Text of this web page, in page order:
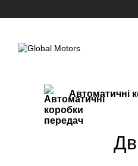
Автоматичні